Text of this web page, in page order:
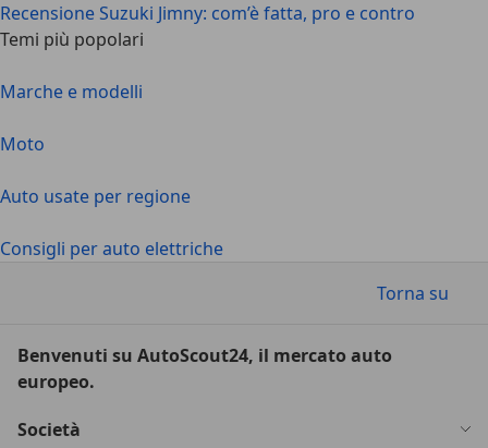
Recensione Suzuki Jimny: com’è fatta, pro e contro
Temi più popolari
Marche e modelli
Moto
Auto usate per regione
Consigli per auto elettriche
Torna su
Benvenuti su AutoScout24, il mercato auto
europeo.
Società